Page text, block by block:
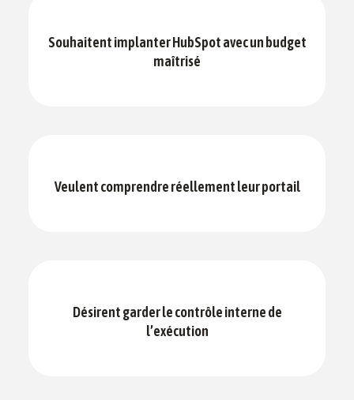
Souhaitent implanter HubSpot avec un budget
maîtrisé
Veulent comprendre réellement leur portail
Désirent garder le contrôle interne de
l’exécution